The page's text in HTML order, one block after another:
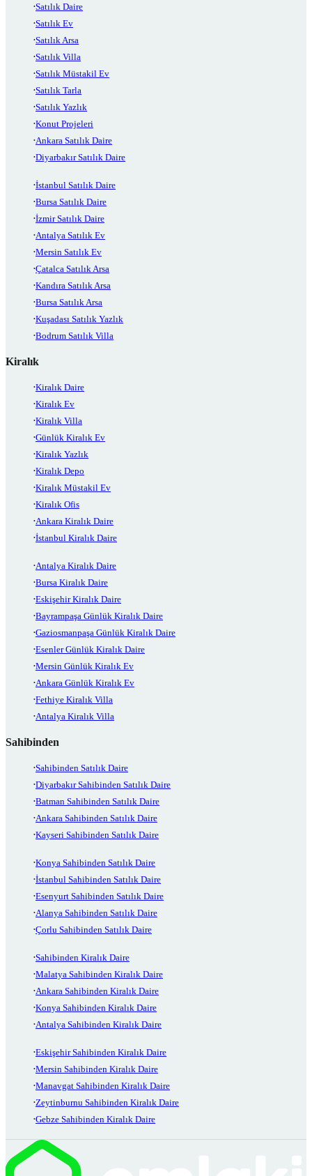
Satılık Daire
Satılık Ev
Satılık Arsa
Satılık Villa
Satılık Müstakil Ev
Satılık Tarla
Satılık Yazlık
Konut Projeleri
Ankara Satılık Daire
Diyarbakır Satılık Daire
İstanbul Satılık Daire
Bursa Satılık Daire
İzmir Satılık Daire
Antalya Satılık Ev
Mersin Satılık Ev
Çatalca Satılık Arsa
Kandıra Satılık Arsa
Bursa Satılık Arsa
Kuşadası Satılık Yazlık
Bodrum Satılık Villa
Kiralık
Kiralık Daire
Kiralık Ev
Kiralık Villa
Günlük Kiralık Ev
Kiralık Yazlık
Kiralık Depo
Kiralık Müstakil Ev
Kiralık Ofis
Ankara Kiralık Daire
İstanbul Kiralık Daire
Antalya Kiralık Daire
Bursa Kiralık Daire
Eskişehir Kiralık Daire
Bayrampaşa Günlük Kiralık Daire
Gaziosmanpaşa Günlük Kiralık Daire
Esenler Günlük Kiralık Daire
Mersin Günlük Kiralık Ev
Ankara Günlük Kiralık Ev
Fethiye Kiralık Villa
Antalya Kiralık Villa
Sahibinden
Sahibinden Satılık Daire
Diyarbakır Sahibinden Satılık Daire
Batman Sahibinden Satılık Daire
Ankara Sahibinden Satılık Daire
Kayseri Sahibinden Satılık Daire
Konya Sahibinden Satılık Daire
İstanbul Sahibinden Satılık Daire
Esenyurt Sahibinden Satılık Daire
Alanya Sahibinden Satılık Daire
Çorlu Sahibinden Satılık Daire
Sahibinden Kiralık Daire
Malatya Sahibinden Kiralık Daire
Ankara Sahibinden Kiralık Daire
Konya Sahibinden Kiralık Daire
Antalya Sahibinden Kiralık Daire
Eskişehir Sahibinden Kiralık Daire
Mersin Sahibinden Kiralık Daire
Manavgat Sahibinden Kiralık Daire
Zeytinburnu Sahibinden Kiralık Daire
Gebze Sahibinden Kiralık Daire